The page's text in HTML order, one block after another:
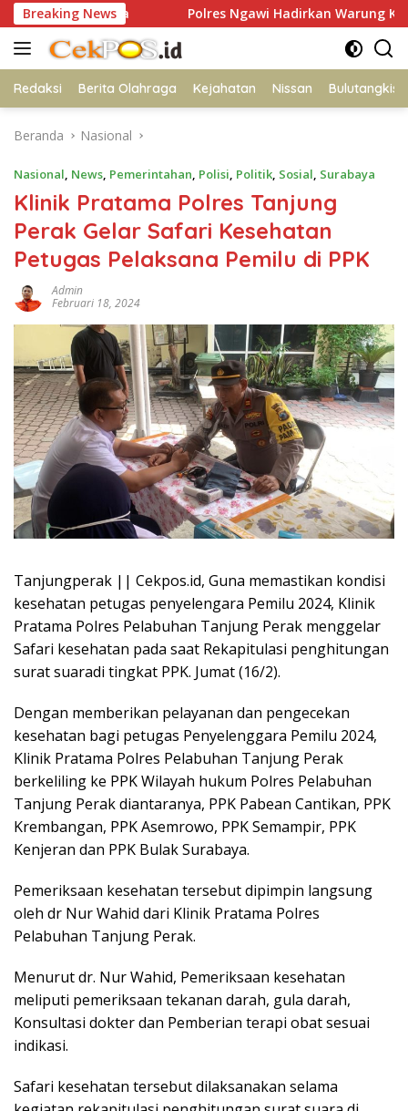
Langsung
ke
konten
Breaking NewsPolres Ngawi Hadirkan Warung Kompas
Redaksi Berita Olahraga Kejahatan Nissan Bulutangkis
Beranda Nasional
Nasional, News, Pemerintahan, Polisi, Politik, Sosial, Surabaya
Klinik Pratama Polres Tanjung
Perak Gelar Safari Kesehatan
Petugas Pelaksana Pemilu di PPK
Admin
Februari 18, 2024
Tanjungperak || Cekpos.id, Guna memastikan kondisi
kesehatan petugas penyelengara Pemilu 2024, Klinik
Pratama Polres Pelabuhan Tanjung Perak menggelar
Safari kesehatan pada saat Rekapitulasi penghitungan
surat suaradi tingkat PPK. Jumat (16/2).
Dengan memberikan pelayanan dan pengecekan
kesehatan bagi petugas Penyelenggara Pemilu 2024,
Klinik Pratama Polres Pelabuhan Tanjung Perak
berkeliling ke PPK Wilayah hukum Polres Pelabuhan
Tanjung Perak diantaranya, PPK Pabean Cantikan, PPK
Krembangan, PPK Asemrowo, PPK Semampir, PPK
Kenjeran dan PPK Bulak Surabaya.
Pemeriksaan kesehatan tersebut dipimpin langsung
oleh dr Nur Wahid dari Klinik Pratama Polres
Pelabuhan Tanjung Perak.
Menurut dr. Nur Wahid, Pemeriksaan kesehatan
meliputi pemeriksaan tekanan darah, gula darah,
Konsultasi dokter dan Pemberian terapi obat sesuai
indikasi.
Safari kesehatan tersebut dilaksanakan selama